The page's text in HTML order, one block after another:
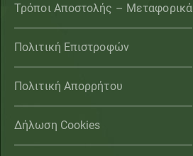
Τρόποι Αποστολής – Μεταφορικά
Πολιτική Επιστροφών
Πολιτική Απορρήτου
Δήλωση Cookies